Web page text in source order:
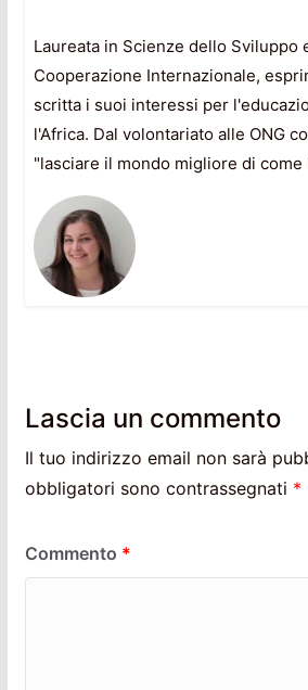
Laureata in Scienze dello Sviluppo
Cooperazione Internazionale,
scritta i suoi interessi per
l'Africa. Dal volontariato alle ONG
"lasciare il mondo migliore di come
Lascia un commento
Il tuo indirizzo email non sarà
obbligatori sono contrassegnati *
Commento *